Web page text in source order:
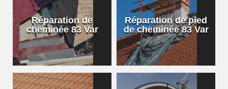
Réparation de
cheminée 83 Var
Réparation de pied
de cheminée 83 Var